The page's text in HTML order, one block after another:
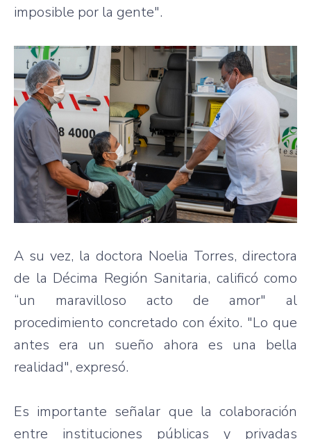
imposible por la gente".
A su vez, la doctora Noelia Torres, directora
de la Décima Región Sanitaria, calificó como
“un maravilloso acto de amor" al
procedimiento concretado con éxito. "Lo que
antes era un sueño ahora es una bella
realidad", expresó.
Es importante señalar que la colaboración
entre instituciones públicas y privadas